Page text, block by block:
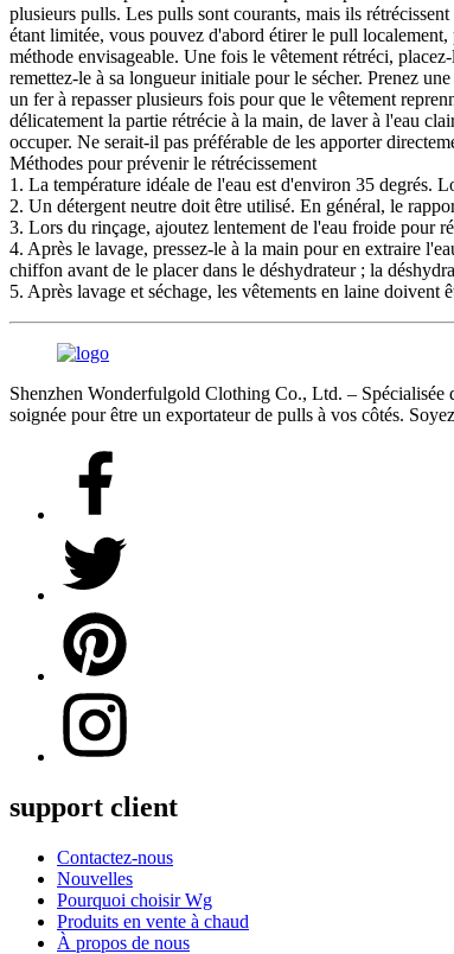
plusieurs pulls. Les pulls sont courants, mais ils
étant limitée, vous pouvez d'abord étirer le pull
méthode envisageable. Une fois le vêtement rétréci,
remettez-le à sa longueur initiale pour le sécher. Prenez
un fer à repasser plusieurs fois pour que le vêtement
délicatement la partie rétrécie à la main, de laver à l'eau
occuper. Ne serait-il pas préférable de les apporter
Méthodes pour prévenir le rétrécissement
1. La température idéale de l'eau est d'environ 35 degrés.
2. Un détergent neutre doit être utilisé. En général, le
3. Lors du rinçage, ajoutez lentement de l'eau froide pour
4. Après le lavage, pressez-le à la main pour en extraire
chiffon avant de le placer dans le déshydrateur ; la
5. Après lavage et séchage, les vêtements en laine
Shenzhen Wonderfulgold Clothing Co., Ltd. – Spécialisée
soignée pour être un exportateur de pulls à vos côtés.
support client
Contactez-nous
Nouvelles
Pourquoi choisir Wg
Produits en vente à chaud
À propos de nous